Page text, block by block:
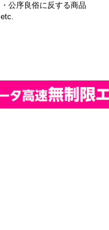
・公序良俗に反する商品
etc.